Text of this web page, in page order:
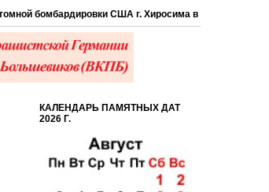
бомбардировки США г. Хиросима в Японии.
КАЛЕНДАРЬ ПАМЯТНЫХ ДАТ
2026 Г.